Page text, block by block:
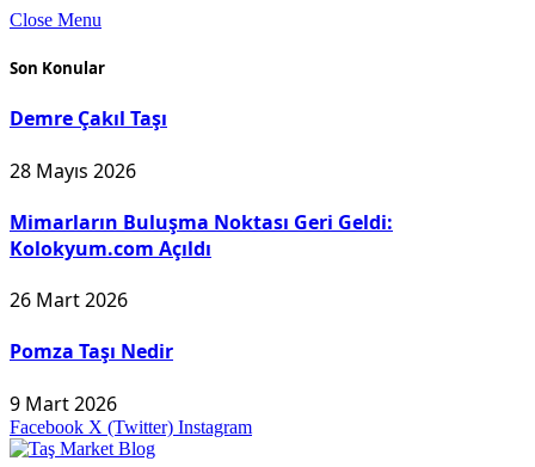
Close Menu
Son Konular
Demre Çakıl Taşı
28 Mayıs 2026
Mimarların Buluşma Noktası Geri Geldi:
Kolokyum.com Açıldı
26 Mart 2026
Pomza Taşı Nedir
9 Mart 2026
Facebook X (Twitter) Instagram